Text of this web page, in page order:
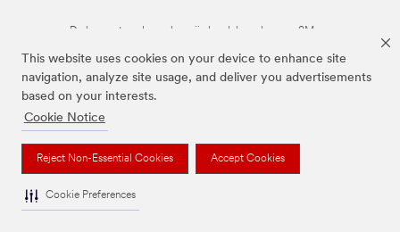
This website uses cookies on your device to enhance site
navigation, analyze site usage, and deliver you advertisements
based on your interests.
Cookie Notice
Reject Non-Essential Cookies Accept Cookies
Cookie Preferences
De bovenstaande merken zijn handelsmerken van 3M.we